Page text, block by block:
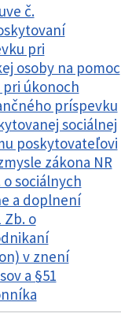
č.
pri
osoby na pomoc
úkonoch
príspevku
sociálnej
poskytovateľovi
zákona NR
o sociálnych
a doplnení
Zb. o
v znení
a §51